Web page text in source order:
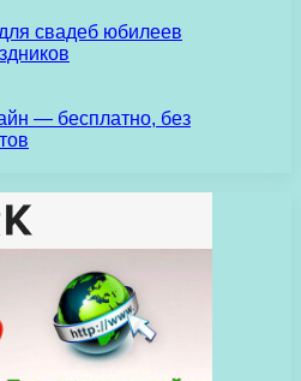
свадеб юбилеев
— бесплатно, без